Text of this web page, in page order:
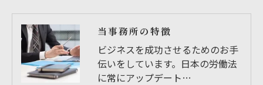
当事務所の特徴
ビジネスを成功させるためのお手
伝いをしています。日本の労働法
に常にアップデート…